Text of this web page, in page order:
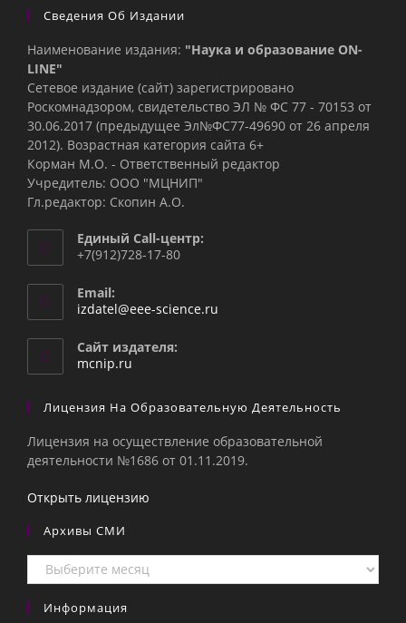
Сведения Об Издании
Наименование издания: "Наука и образование ON-
LINE"
Сетевое издание (сайт) зарегистрировано
Роскомнадзором, свидетельство ЭЛ № ФС 77 - 70153 от
30.06.2017 (предыдущее Эл№ФC77-49690 от 26 апреля
2012). Возрастная категория сайта 6+
Корман М.О. - Ответственный редактор
Учредитель: ООО "МЦНИП"
Гл.редактор: Скопин А.О.
Единый Call-центр:
+7(912)728-17-80
Email:
izdatel@eee-science.ru
Сайт издателя:
mcnip.ru
Лицензия На Образовательную Деятельность
Лицензия на осуществление образовательной
деятельности №1686 от 01.11.2019.
Открыть лицензию
Архивы СМИ
Архивы
СМИ
Информация